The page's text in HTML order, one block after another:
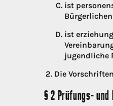
ist
ist
jugendliche
Die
§ 2 Prüfungs-